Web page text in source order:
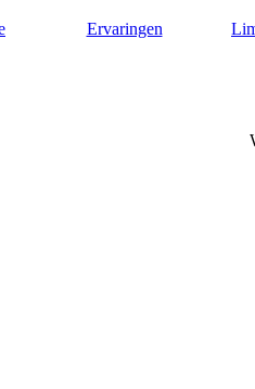
Ervaringen